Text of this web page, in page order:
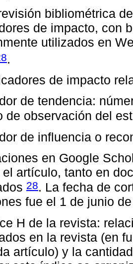
bibliométrica
de impacto, con
utilizados en
.
de impacto
de tendencia:
de observación del
de influencia o
en Google
artículo, tanto en
28. La fecha de
fue el 1 de junio
H de la revista:
en la revista (en
artículo) y la